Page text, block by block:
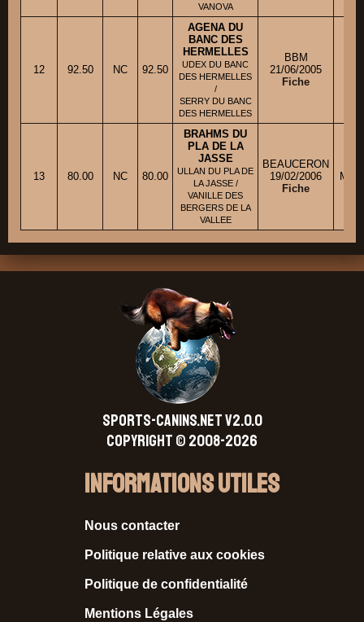
VANOVA
12 92.50 NC 92.50
AGENA DU
BANC DES
HERMELLES
UDEX DU BANC
DES HERMELLES
/
SERRY DU BANC
DES HERMELLES
BBM
21/06/2005
Fiche
13 80.00 NC 80.00
BRAHMS DU
PLA DE LA
JASSE
ULLAN DU PLA DE
LA JASSE /
VANILLE DES
BERGERS DE LA
VALLEE
BEAUCERON
19/02/2006
Fiche
SPORTS-CANINS.NET V2.0.0
Copyright © 2008-2026
Informations Utiles
Nous contacter
Politique relative aux cookies
Politique de confidentialité
Mentions Légales